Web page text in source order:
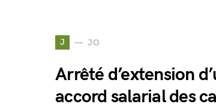
J JO
Arrêté d’extension
accord salarial des